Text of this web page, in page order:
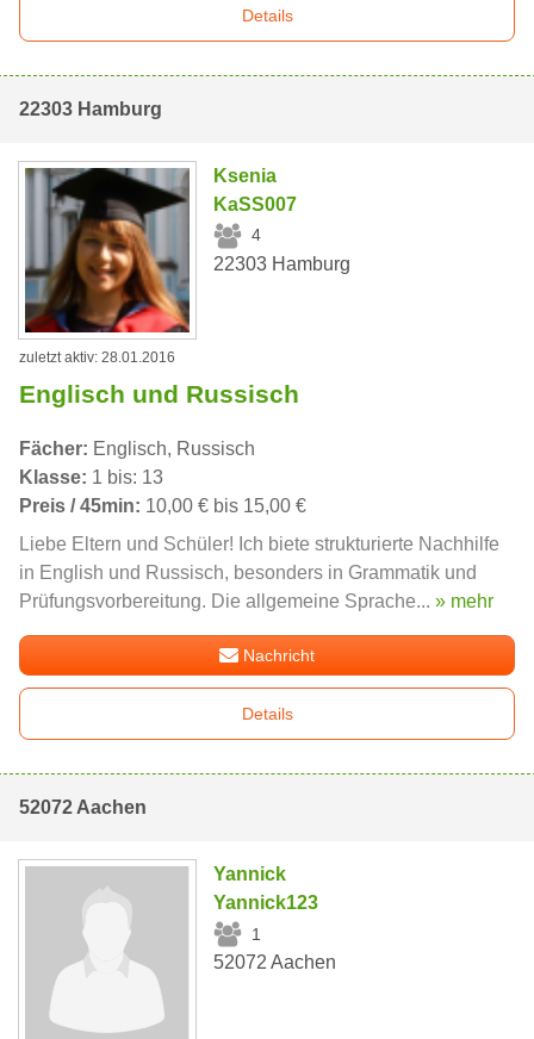
Details
22303 Hamburg
Ksenia
KaSS007
4
22303 Hamburg
zuletzt aktiv: 28.01.2016
Englisch und Russisch
Fächer: Englisch, Russisch
Klasse: 1 bis: 13
Preis / 45min: 10,00 € bis 15,00 €
Liebe Eltern und Schüler! Ich biete strukturierte Nachhilfe
in English und Russisch, besonders in Grammatik und
Prüfungsvorbereitung. Die allgemeine Sprache... » mehr
Nachricht
Details
52072 Aachen
Yannick
Yannick123
1
52072 Aachen